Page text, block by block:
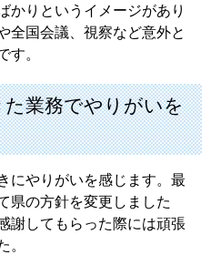
りというイメージがあり
全国会議、視察など意外と
。
業務でやりがいを
にやりがいを感じます。最
県の方針を変更しました
謝してもらった際には頑張